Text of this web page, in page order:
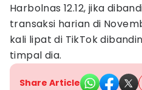
Harbolnas 12.12, jika
transaksi harian di
kali lipat di TikTok
timpal dia.
Share Article